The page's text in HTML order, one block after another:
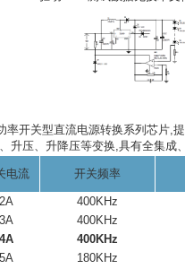
率开关型直流电源转换系列芯片,
升压、升降压等变换,具有全集成
电流 开关频率
2A
400KHz
3A
400KHz
4A
400KHz
5A
180KHz